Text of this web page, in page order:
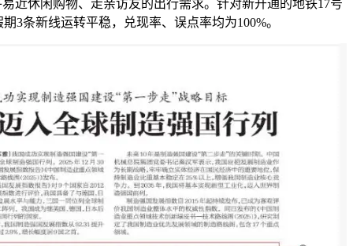
近休闲购物、走亲访友的出行需求。针对新开通的地铁17号
3条新线运转平稳，兑现率、误点率均为100%。